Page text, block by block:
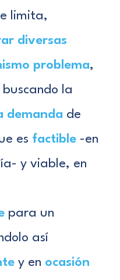
limita,
diversas
problema,
la
demanda de
es factible -en
y viable, en
para un
así
y en ocasión